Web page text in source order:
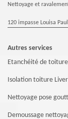
Nettoyage et
120 impasse Louisa
Autres services
Etanchéité de toiture
Isolation toiture
Nettoyage pose
Demoussage